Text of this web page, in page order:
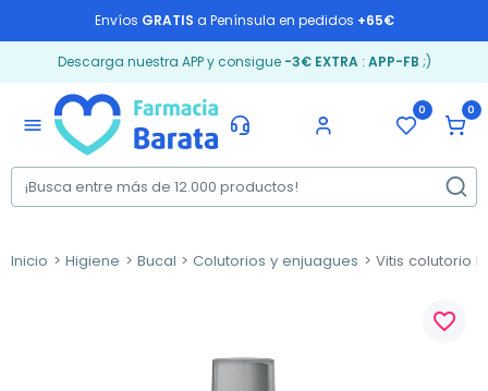
Envíos GRATIS a Península en pedidos +65€
Descarga nuestra APP y consigue -3€ EXTRA: APP-FB ;)
menu
0 0
Inicio Higiene Bucal Colutorios y enjuagues Vitis colutorio
favorite_border